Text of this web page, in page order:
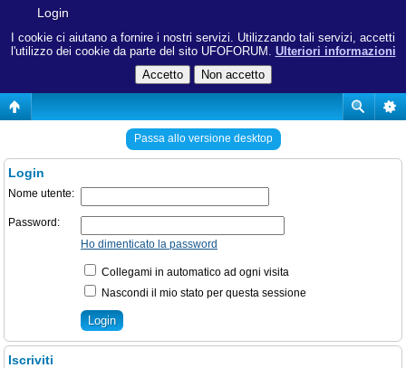
I cookie ci aiutano a fornire i nostri servizi. Utilizzando tali servizi, accetti
l'utilizzo dei cookie da parte del sito UFOFORUM. Ulteriori informazioni
Login
Passa allo versione desktop
Login
Nome utente:
Password:
Ho dimenticato la password
Collegami in automatico ad ogni visita
Nascondi il mio stato per questa sessione
Iscriviti